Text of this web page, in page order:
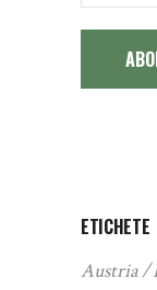
ETICHETE
Austria